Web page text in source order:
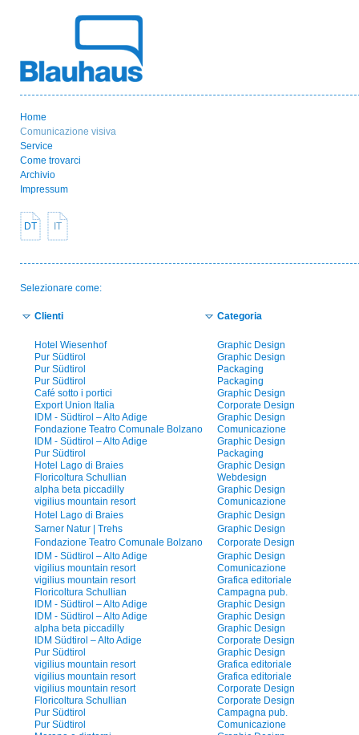
Home
Comunicazione visiva
Service
Come trovarci
Archivio
Impressum
DT IT
Selezionare come:
Clienti Categoria
Hotel Wiesenhof
Graphic Design
Pur Südtirol
Graphic Design
Pur Südtirol
Packaging
Pur Südtirol
Packaging
Café sotto i portici
Graphic Design
Export Union Italia
Corporate Design
IDM - Südtirol – Alto Adige
Graphic Design
Fondazione Teatro Comunale Bolzano
Comunicazione
IDM - Südtirol – Alto Adige
Graphic Design
Pur Südtirol
Packaging
Hotel Lago di Braies
Graphic Design
Floricoltura Schullian
Webdesign
alpha beta piccadilly
Graphic Design
vigilius mountain resort
Comunicazione
Hotel Lago di Braies
Graphic Design
Sarner Natur | Trehs
Graphic Design
Fondazione Teatro Comunale Bolzano
Corporate Design
IDM - Südtirol – Alto Adige
Graphic Design
vigilius mountain resort
Comunicazione
vigilius mountain resort
Grafica editoriale
Floricoltura Schullian
Campagna pub.
IDM - Südtirol – Alto Adige
Graphic Design
IDM - Südtirol – Alto Adige
Graphic Design
alpha beta piccadilly
Graphic Design
IDM Südtirol – Alto Adige
Corporate Design
Pur Südtirol
Graphic Design
vigilius mountain resort
Grafica editoriale
vigilius mountain resort
Grafica editoriale
vigilius mountain resort
Corporate Design
Floricoltura Schullian
Corporate Design
Pur Südtirol
Campagna pub.
Pur Südtirol
Comunicazione